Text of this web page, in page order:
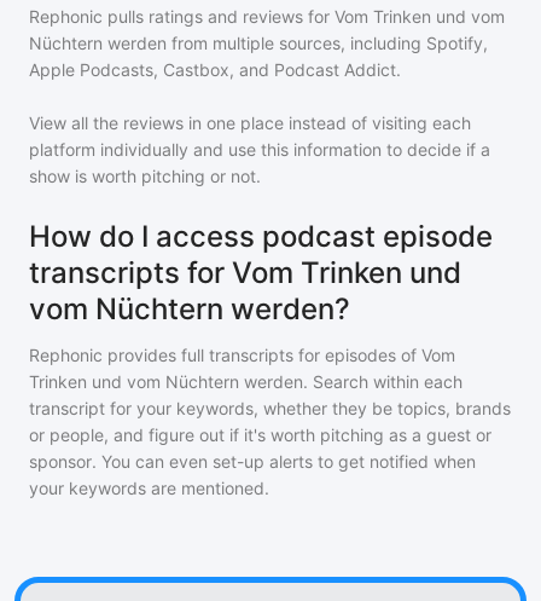
Rephonic pulls ratings and reviews for Vom Trinken und vom
Nüchtern werden from multiple sources, including Spotify,
Apple Podcasts, Castbox, and Podcast Addict.
View all the reviews in one place instead of visiting each
platform individually and use this information to decide if a
show is worth pitching or not.
How do I access podcast episode
transcripts for Vom Trinken und
vom Nüchtern werden?
Rephonic provides full transcripts for episodes of Vom
Trinken und vom Nüchtern werden. Search within each
transcript for your keywords, whether they be topics, brands
or people, and figure out if it's worth pitching as a guest or
sponsor. You can even set-up alerts to get notified when
your keywords are mentioned.